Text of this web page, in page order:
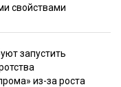
свойствами
запустить
из-за роста